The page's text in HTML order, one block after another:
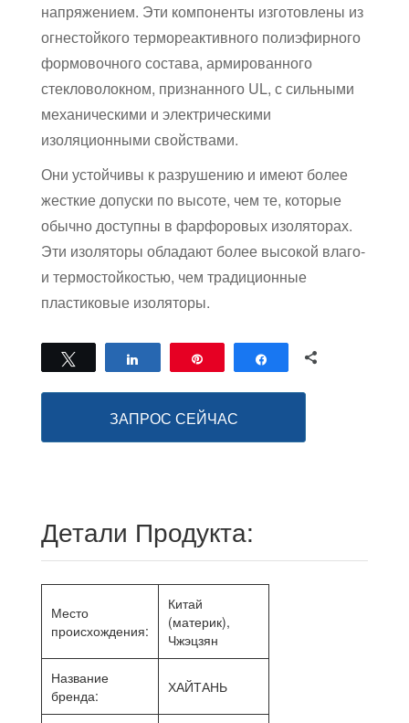
напряжением. Эти компоненты изготовлены из
огнестойкого термореактивного полиэфирного
формовочного состава, армированного
стекловолокном, признанного UL, с сильными
механическими и электрическими
изоляционными свойствами.
Они устойчивы к разрушению и имеют более
жесткие допуски по высоте, чем те, которые
обычно доступны в фарфоровых изоляторах.
Эти изоляторы обладают более высокой влаго-
и термостойкостью, чем традиционные
пластиковые изоляторы.
Твитнуть Поделиться Закрепить Поделиться
ЗАПРОС СЕЙЧАС
Детали Продукта:
Место
происхождения:
Китай
(материк),
Чжэцзян
Название
бренда:
ХАЙТАНЬ